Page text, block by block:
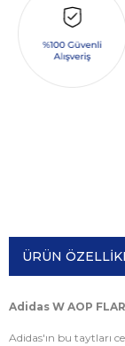
ÜRÜN
Adidas W AOP
Adidas'ın bu taytları